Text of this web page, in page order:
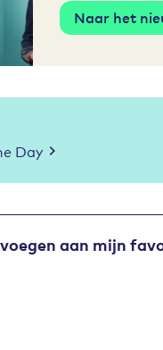
Naar het
Day
aan mijn